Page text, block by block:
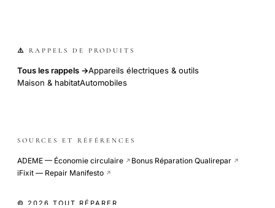
⚠️ RAPPELS DE PRODUITS
Tous les rappels →Appareils électriques & outils
Maison & habitatAutomobiles
SOURCES ET RÉFÉRENCES
ADEME — Économie circulaire ↗ Bonus Réparation Qualirepar ↗
iFixit — Repair Manifesto ↗
© 2026 TOUT RÉPARER